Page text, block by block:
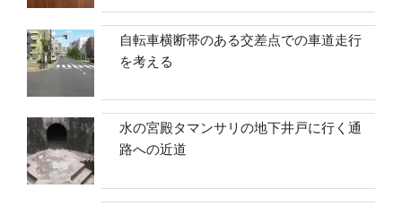
自転車横断帯のある交差点での車道走行
を考える
水の宮殿タマンサリの地下井戸に行く通
路への近道